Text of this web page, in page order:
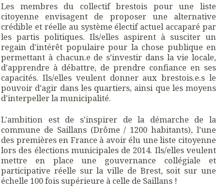
Les membres du collectif brestois pour une liste
citoyenne envisagent de proposer une alternative
crédible et réelle au système électif actuel accaparé par
les partis politiques. Ils/elles aspirent à susciter un
regain d'intérêt populaire pour la chose publique en
permettant à chacun.e de s’investir dans la vie locale,
d'apprendre à débattre, de prendre confiance en ses
capacités. Ils/elles veulent donner aux brestois.e.s le
pouvoir d'agir dans les quartiers, ainsi que les moyens
d'interpeller la municipalité.
L'ambition est de s'inspirer de la démarche de la
commune de Saillans (Drôme / 1200 habitants), l’une
des premières en France à avoir élu une liste citoyenne
lors des élections municipales de 2014. Ils/elles veulent
mettre en place une gouvernance collégiale et
participative réelle sur la ville de Brest, soit sur une
échelle 100 fois supérieure à celle de Saillans !